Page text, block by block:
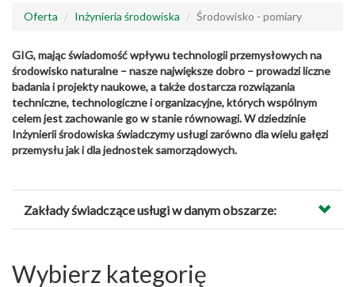
Oferta Inżynieria środowiska Środowisko - pomiary
GIG, mając świadomość wpływu technologii przemysłowych na
środowisko naturalne – nasze największe dobro – prowadzi liczne
badania i projekty naukowe, a także dostarcza rozwiązania
techniczne, technologiczne i organizacyjne, których wspólnym
celem jest zachowanie go w stanie równowagi. W dziedzinie
Inżynierii środowiska świadczymy usługi zarówno dla wielu gałęzi
przemysłu jak i dla jednostek samorządowych.
Zakłady świadczące usługi w danym obszarze:
Wybierz kategorię